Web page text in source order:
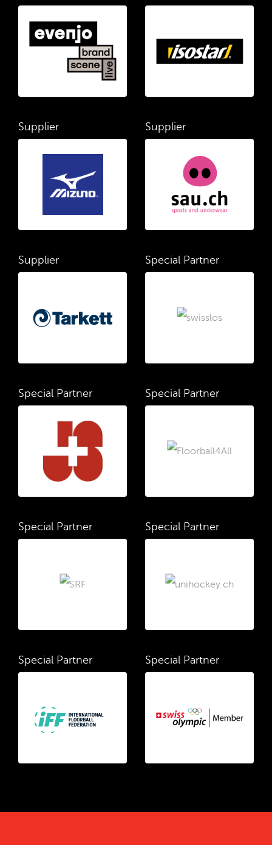
Supplier Supplier
Supplier Special Partner
Special Partner Special Partner
Special Partner Special Partner
Special Partner Special Partner